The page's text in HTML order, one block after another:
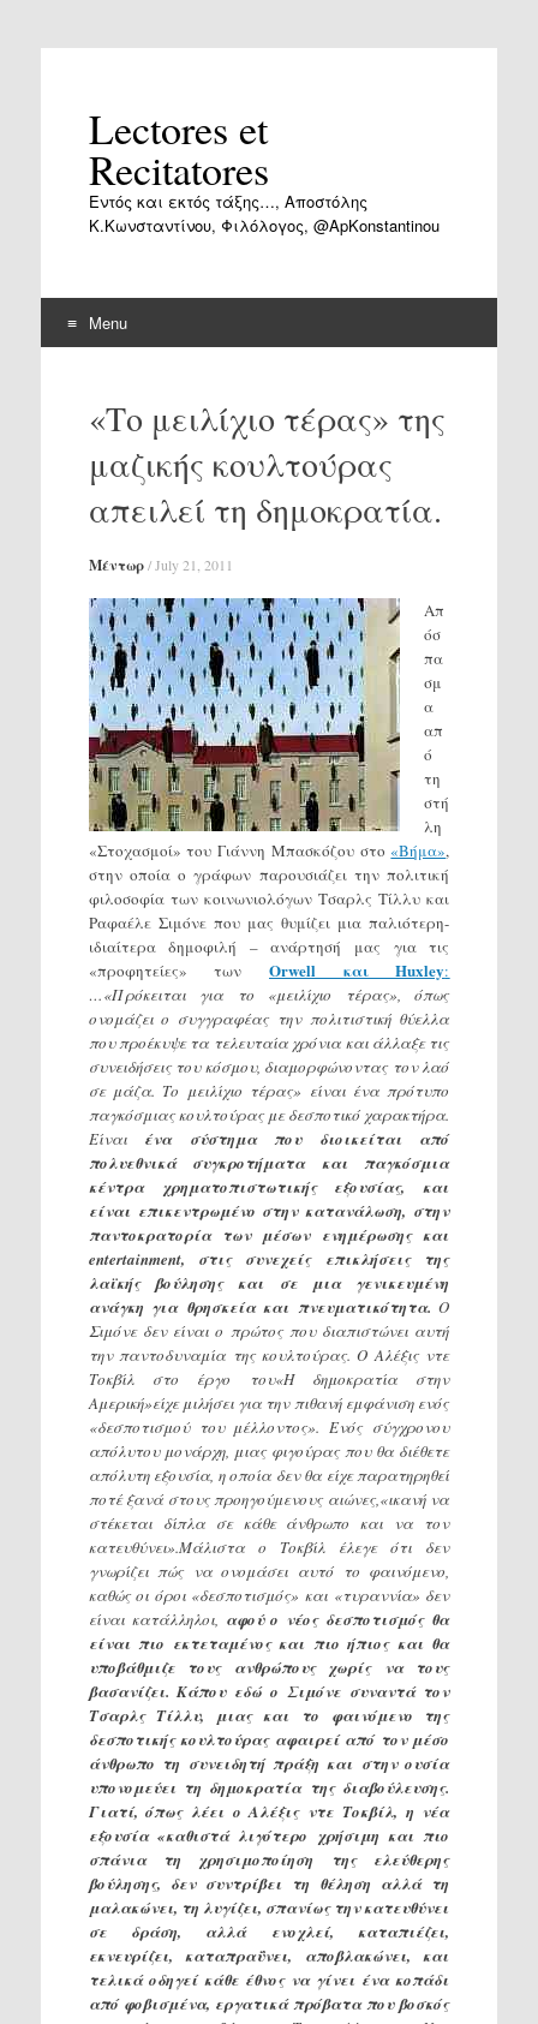
Lectores et
Recitatores
Εντός και εκτός τάξης…, Αποστόλης
Κ.Κωνσταντίνου, Φιλόλογος, @ApKonstantinou
Menu
content«Το μειλίχιο τέρας» της
μαζικής κουλτούρας
απειλεί τη δημοκρατία.
Μέντωρ/ July 21, 2011
Απ
όσ
πα
σμ
α
απ
ό
τη
στή
λη
«Στοχασμοί» του Γιάννη Μπασκόζου στο «Βήμα»,
στην οποία ο γράφων παρουσιάζει την πολιτική
φιλοσοφία των κοινωνιολόγωνΤσαρλς Τίλλυ και
Ραφαέλε Σιμόνε που μας θυμίζει μια παλιότερη-
ιδιαίτερα δημοφιλή – ανάρτησή μας για τις
«προφητείες» των Orwell και Huxley:
…«Πρόκειται για το «μειλίχιο τέρας», όπως
ονομάζει ο συγγραφέας την πολιτιστική θύελλα
που προέκυψε τα τελευταία χρόνια και άλλαξε τις
συνειδήσεις του κόσμου, διαμορφώνοντας τον λαό
σε μάζα. Το μειλίχιο τέρας» είναι ένα πρότυπο
παγκόσμιας κουλτούρας με δεσποτικό χαρακτήρα.
Είναι ένα σύστημα που διοικείται από
πολυεθνικά συγκροτήματα και παγκόσμια
κέντρα χρηματοπιστωτικής εξουσίας, και
είναι επικεντρωμένο στην κατανάλωση, στην
παντοκρατορία των μέσων ενημέρωσης και
entertainment, στις συνεχείς επικλήσεις της
λαϊκής βούλησης και σε μια γενικευμένη
ανάγκη για θρησκεία και πνευματικότητα. O
Σιμόνε δεν είναι ο πρώτος που διαπιστώνει αυτή
την παντοδυναμία της κουλτούρας. Ο Αλέξις ντε
Τοκβίλ στο έργο του«Η δημοκρατία στην
Αμερική»είχε μιλήσει για την πιθανή εμφάνιση ενός
«δεσποτισμού του μέλλοντος». Ενός σύγχρονου
απόλυτου μονάρχη, μιας φιγούρας που θα διέθετε
απόλυτη εξουσία, η οποία δεν θα είχε παρατηρηθεί
ποτέ ξανά στους προηγούμενους αιώνες,«ικανή να
στέκεται δίπλα σε κάθε άνθρωπο και να τον
κατευθύνει».Μάλιστα ο Τοκβίλ έλεγε ότι δεν
γνωρίζει πώς να ονομάσει αυτό το φαινόμενο,
καθώς οι όροι «δεσποτισμός» και «τυραννία» δεν
είναι κατάλληλοι, αφού ο νέος δεσποτισμός θα
είναι πιο εκτεταμένος και πιο ήπιος και θα
υποβάθμιζε τους ανθρώπους χωρίς να τους
βασανίζει. Κάπου εδώ ο Σιμόνε συναντά τον
Τσαρλς Τίλλυ, μιας και το φαινόμενο της
δεσποτικής κουλτούρας αφαιρεί από τον μέσο
άνθρωπο τη συνειδητή πράξη και στην ουσία
υπονομεύει τη δημοκρατία της διαβούλευσης.
Γιατί, όπως λέει ο Αλέξις ντε Τοκβίλ, η νέα
εξουσία «καθιστά λιγότερο χρήσιμη και πιο
σπάνια τη χρησιμοποίηση της ελεύθερης
βούλησης, δεν συντρίβει τη θέληση αλλά τη
μαλακώνει, τη λυγίζει, σπανίως την κατευθύνει
σε δράση, αλλά ενοχλεί, καταπιέζει,
εκνευρίζει, καταπραΰνει, αποβλακώνει, και
τελικά οδηγεί κάθε έθνος να γίνει ένα κοπάδι
από φοβισμένα, εργατικά πρόβατα που βοσκός